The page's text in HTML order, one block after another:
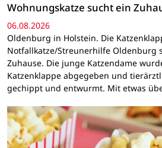
Wohnungskatze sucht ein
06.08.2026
Oldenburg in Holstein. Die
Notfallkatze/Streunerhilfe Oldenburg
Zuhause. Die junge Katzendame
Katzenklappe abgegeben und
gechippt und entwurmt. Mit etwas